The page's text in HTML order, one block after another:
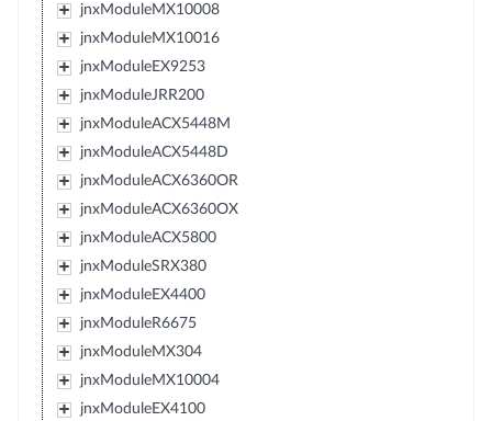
jnxModuleMX10008
jnxModuleMX10016
jnxModuleEX9253
jnxModuleJRR200
jnxModuleACX5448M
jnxModuleACX5448D
jnxModuleACX6360OR
jnxModuleACX6360OX
jnxModuleACX5800
jnxModuleSRX380
jnxModuleEX4400
jnxModuleR6675
jnxModuleMX304
jnxModuleMX10004
jnxModuleEX4100